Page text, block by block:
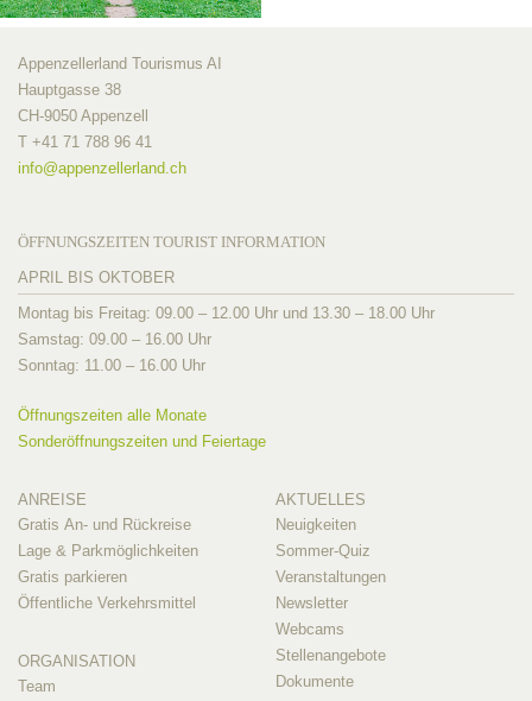
Appenzellerland Tourismus AI
Hauptgasse 38
CH-9050 Appenzell
T +41 71 788 96 41
info@appenzellerland.ch
ÖFFNUNGSZEITEN TOURIST INFORMATION
APRIL BIS OKTOBER
Montag bis Freitag: 09.00 – 12.00 Uhr und 13.30 – 18.00 Uhr
Samstag: 09.00 – 16.00 Uhr
Sonntag: 11.00 – 16.00 Uhr
Öffnungszeiten alle Monate
Sonderöffnungszeiten und Feiertage
ANREISE
Gratis An- und Rückreise
Lage & Parkmöglichkeiten
Gratis parkieren
Öffentliche Verkehrsmittel
ORGANISATION
Team
AKTUELLES
Neuigkeiten
Sommer-Quiz
Veranstaltungen
Newsletter
Webcams
Stellenangebote
Dokumente